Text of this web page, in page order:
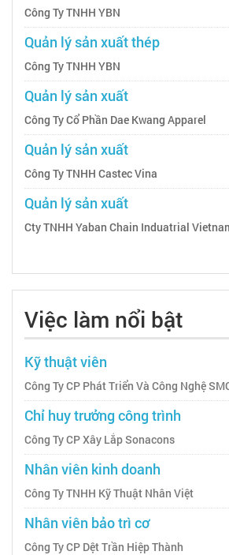
Công Ty TNHH YBN
Quản lý sản xuất thép
Công Ty TNHH YBN
Quản lý sản xuất
Công Ty Cổ Phần Dae Kwang Apparel
Quản lý sản xuất
Công Ty TNHH Castec Vina
Quản lý sản xuất
Cty TNHH Yaban Chain Induatrial
Việc làm nổi bật
Kỹ thuật viên
Công Ty CP Phát Triển Và Công Nghệ
Chỉ huy trưởng công trình
Công Ty CP Xây Lắp Sonacons
Nhân viên kinh doanh
Công Ty TNHH Kỹ Thuật Nhân Việt
Nhân viên bảo trì cơ
Công Ty CP Dệt Trần Hiệp Thành